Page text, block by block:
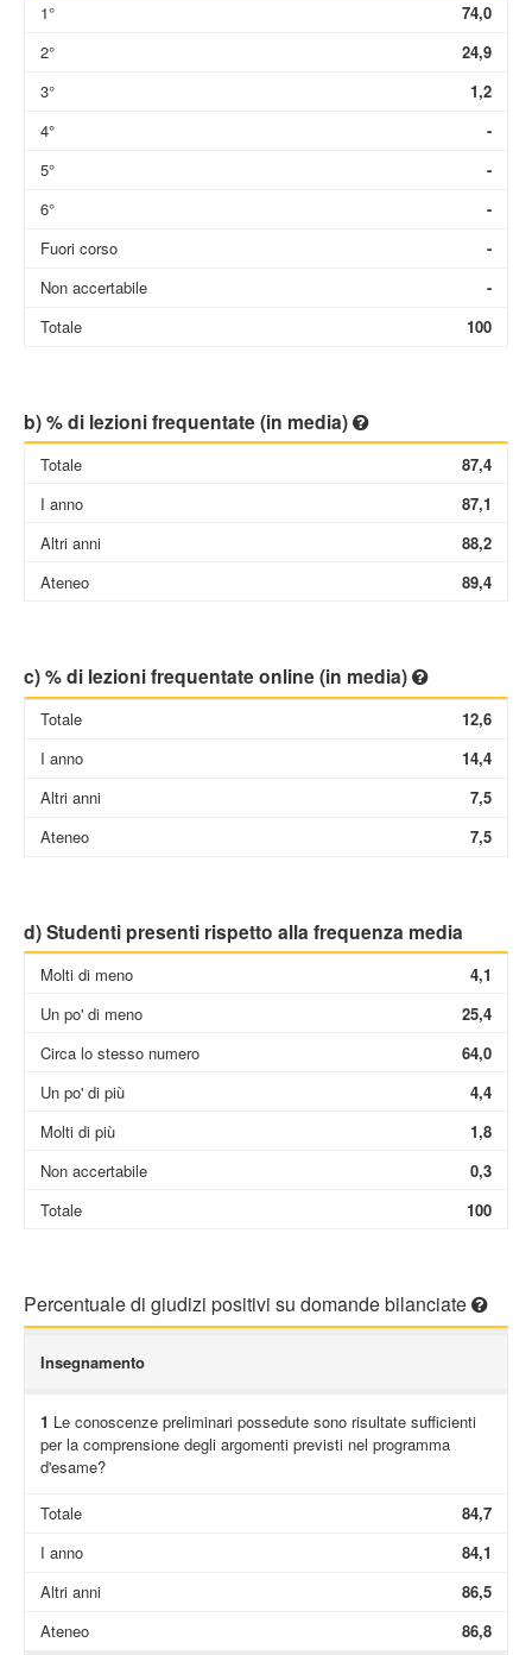
1°
2°
3°
4°
5°
6°
Fuori corso
Non accertabile
Totale
74,0
24,9
1,2
-
-
-
-
-
100
b) % di lezioni frequentate (in media)
Totale
I anno
Altri anni
Ateneo
87,4
87,1
88,2
89,4
c) % di lezioni frequentate online (in media)
Totale
I anno
Altri anni
Ateneo
12,6
14,4
7,5
7,5
d) Studenti presenti rispetto alla frequenza media
Molti di meno
Un po' di meno
Circa lo stesso numero
Un po' di più
Molti di più
Non accertabile
Totale
4,1
25,4
64,0
4,4
1,8
0,3
100
Percentuale di giudizi positivi su domande bilanciate
Insegnamento
1 Le conoscenze preliminari possedute sono risultate sufficienti
per la comprensione degli argomenti previsti nel programma
d'esame?
Totale
84,7
I anno
84,1
Altri anni
86,5
Ateneo
86,8